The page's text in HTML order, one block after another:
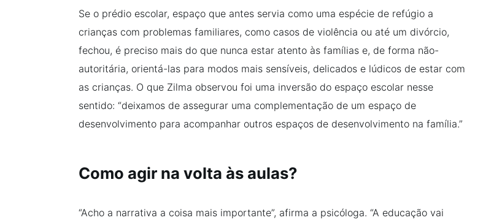
Se o prédio escolar, espaço que antes servia como uma espécie de refúgio a
crianças com problemas familiares, como casos de violência ou até um divórcio,
fechou, é preciso mais do que nunca estar atento às famílias e, de forma não-
autoritária, orientá-las para modos mais sensíveis, delicados e lúdicos de estar com
as crianças. O que Zilma observou foi uma inversão do espaço escolar nesse
sentido: “deixamos de assegurar uma complementação de um espaço de
desenvolvimento para acompanhar outros espaços de desenvolvimento na família.”
Como agir na volta às aulas?
“Acho a narrativa a coisa mais importante”, afirma a psicóloga. “A educação vai